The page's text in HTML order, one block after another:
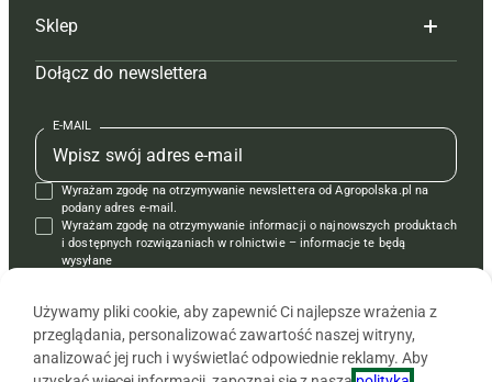
Tagi
Mapa serwisu
Kontakt
Regulamin
Polityka prywatności
Hoduj z głową świnie
Prenumerata
Redakcja
Kontakt
Reklama
Redakcja
Prenumerata
Reklama
Kontakt
Krzyżówki
Sklep
Czasopisma i prenumerata
Książki
Regulamin
Dołącz do newslettera
E-MAIL
Wyrażam zgodę na otrzymywanie newslettera od Agropolska.pl na
podany adres e-mail.
Wyrażam zgodę na otrzymywanie informacji o najnowszych produktach
i dostępnych rozwiązaniach w rolnictwie – informacje te będą
wysyłane
Używamy pliki cookie, aby zapewnić Ci najlepsze wrażenia z
przeglądania, personalizować zawartość naszej witryny,
analizować jej ruch i wyświetlać odpowiednie reklamy. Aby